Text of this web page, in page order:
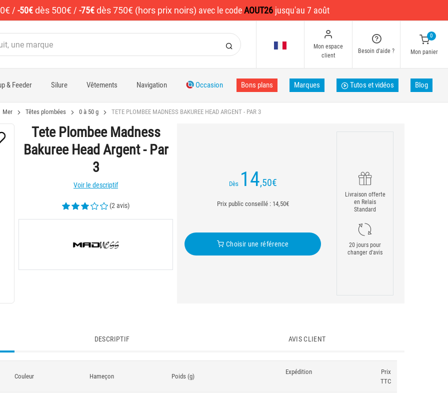
/ -50€dès 500€ / -75€dès 750€ (hors prix noirs) avec le codeAOUT26 jusqu'au 7 août
Mon espace
client
Besoin d'aide ?
0
Mon panier
& Feeder Silure Vêtements Navigation Occasion Bons plans Marques Tutos et vidéos Blog
Mer Têtes plombées 0 à 50 g TETE PLOMBEE MADNESS BAKUREE HEAD ARGENT - PAR 3
Tete Plombee Madness
Bakuree Head Argent - Par
3
Voir le descriptif
(2 avis)
Dès 14,50€
Prix public conseillé : 14,50€
Choisir une référence
Livraison offerte
en Relais
Standard
20 jours pour
changer d'avis
DESCRIPTIF AVIS CLIENT
Couleur Hameçon Poids (g)
Expédition
Prix
TTC